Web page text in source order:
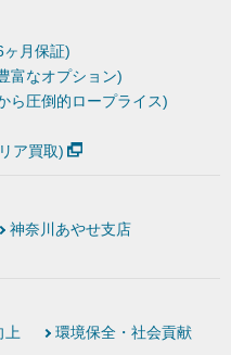
月保証)
富なオプション)
ら圧倒的ロープライス)
ア買取)
神奈川あやせ支店
上
環境保全・社会貢献